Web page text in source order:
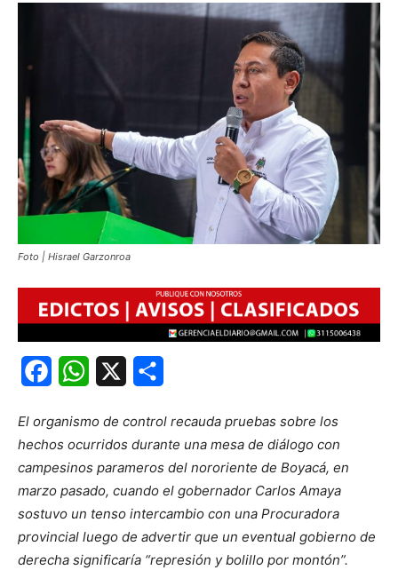
Foto | Hisrael Garzonroa
FacebookWhatsApp
El organismo de control recauda pruebas sobre los
hechos ocurridos durante una mesa de diálogo con
campesinos parameros del nororiente de Boyacá, en
marzo pasado, cuando el gobernador Carlos Amaya
sostuvo un tenso intercambio con una Procuradora
provincial luego de advertir que un eventual gobierno de
derecha significaría “represión y bolillo por montón”.